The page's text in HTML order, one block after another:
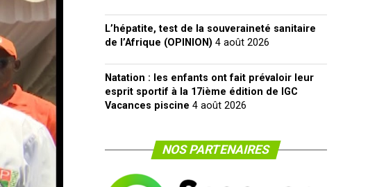
L’hépatite, test de la souveraineté sanitaire
de l’Afrique (OPINION) 4 août 2026
Natation : les enfants ont fait prévaloir leur
esprit sportif à la 17ième édition de IGC
Vacances piscine 4 août 2026
NOS PARTENAIRES